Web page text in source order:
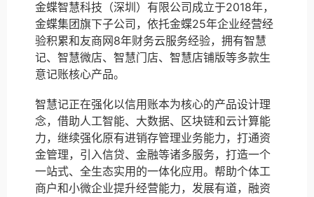
金蝶智慧科技（深圳）有限公司成立于2018年，
金蝶集团旗下子公司，依托金蝶25年企业经营经
验积累和友商网8年财务云服务经验，拥有智慧
记、智慧微店、智慧门店、智慧店铺版等多款生
意记账核心产品。
智慧记正在强化以信用账本为核心的产品设计理
念，借助人工智能、大数据、区块链和云计算能
力，继续强化原有进销存管理业务能力，打通资
金管理，引入信贷、金融等诸多服务，打造一个
一站式、全生态实用的一体化应用。帮助个体工
商户和小微企业提升经营能力，发展有道，融资